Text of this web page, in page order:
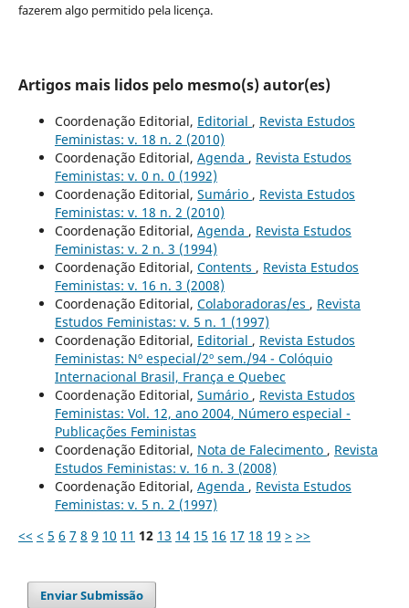
fazerem algo permitido pela licença.
Artigos mais lidos pelo mesmo(s) autor(es)
Coordenação Editorial, Editorial , Revista Estudos
Feministas: v. 18 n. 2 (2010)
Coordenação Editorial, Agenda , Revista Estudos
Feministas: v. 0 n. 0 (1992)
Coordenação Editorial, Sumário , Revista Estudos
Feministas: v. 18 n. 2 (2010)
Coordenação Editorial, Agenda , Revista Estudos
Feministas: v. 2 n. 3 (1994)
Coordenação Editorial, Contents , Revista Estudos
Feministas: v. 16 n. 3 (2008)
Coordenação Editorial, Colaboradoras/es , Revista
Estudos Feministas: v. 5 n. 1 (1997)
Coordenação Editorial, Editorial , Revista Estudos
Feministas: Nº especial/2º sem./94 - Colóquio
Internacional Brasil, França e Quebec
Coordenação Editorial, Sumário , Revista Estudos
Feministas: Vol. 12, ano 2004, Número especial -
Publicações Feministas
Coordenação Editorial, Nota de Falecimento , Revista
Estudos Feministas: v. 16 n. 3 (2008)
Coordenação Editorial, Agenda , Revista Estudos
Feministas: v. 5 n. 2 (1997)
<< < 5 6 7 8 9 10 11 12 13 14 15 16 17 18 19 > >>
Enviar Submissão